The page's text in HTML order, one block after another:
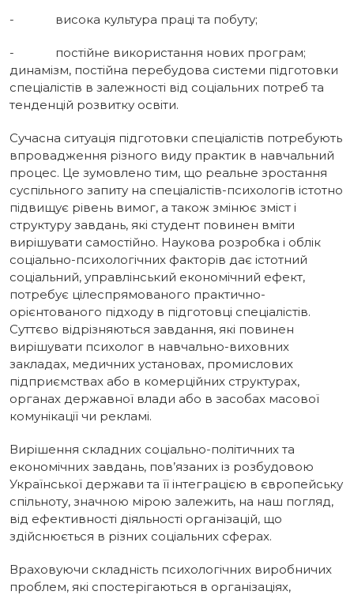
- висока культура праці та побуту;
- постійне використання нових програм;
динамізм, постійна перебудова системи підготовки
спеціалістів в залежності від соціальних потреб та
тенденцій розвитку освіти.
Сучасна ситуація підготовки спеціалістів потребують
впровадження різного виду практик в навчальний
процес. Це зумовлено тим, що реальне зростання
суспільного запиту на спеціалістів-психологів істотно
підвищує рівень вимог, а також змінює зміст і
структуру завдань, які студент повинен вміти
вирішувати самостійно. Наукова розробка і облік
соціально-психологічних факторів дає істотний
соціальний, управлінський економічний ефект,
потребує цілеспрямованого практично-
орієнтованого підходу в підготовці спеціалістів.
Суттєво відрізняються завдання, які повинен
вирішувати психолог в навчально-виховних
закладах, медичних установах, промислових
підприємствах або в комерційних структурах,
органах державної влади або в засобах масової
комунікації чи рекламі.
Вирішення складних соціально-політичних та
економічних завдань, пов’язаних із розбудовою
Української держави та її інтеграцією в європейську
спільноту, значною мірою залежить, на наш погляд,
від ефективності діяльності організацій, що
здійснюється в різних соціальних сферах.
Враховуючи складність психологічних виробничих
проблем, які спостерігаються в організаціях,